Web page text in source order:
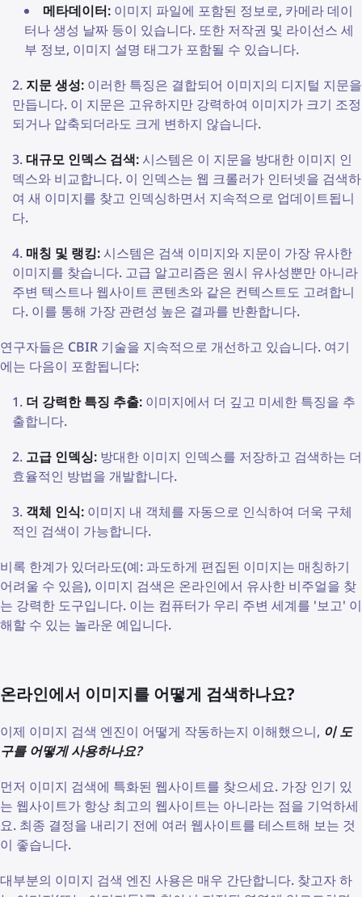
메타데이터: 이미지 파일에 포함된 정보로, 카메라 데이
터나 생성 날짜 등이 있습니다. 또한 저작권 및 라이선스 세
부 정보, 이미지 설명 태그가 포함될 수 있습니다.
지문 생성: 이러한 특징은 결합되어 이미지의 디지털 지문을
만듭니다. 이 지문은 고유하지만 강력하여 이미지가 크기 조정
되거나 압축되더라도 크게 변하지 않습니다.
대규모 인덱스 검색:시스템은 이 지문을 방대한 이미지 인
덱스와 비교합니다. 이 인덱스는 웹 크롤러가 인터넷을 검색하
여 새 이미지를 찾고 인덱싱하면서 지속적으로 업데이트됩니
다.
매칭 및 랭킹:시스템은 검색 이미지와 지문이 가장 유사한
이미지를 찾습니다. 고급 알고리즘은 원시 유사성뿐만 아니라
주변 텍스트나 웹사이트 콘텐츠와 같은 컨텍스트도 고려합니
다. 이를 통해 가장 관련성 높은 결과를 반환합니다.
연구자들은 CBIR 기술을 지속적으로 개선하고 있습니다. 여기
에는 다음이 포함됩니다:
더 강력한 특징 추출: 이미지에서 더 깊고 미세한 특징을 추
출합니다.
고급 인덱싱: 방대한 이미지 인덱스를 저장하고 검색하는 더
효율적인 방법을 개발합니다.
객체 인식: 이미지 내 객체를 자동으로 인식하여 더욱 구체
적인 검색이 가능합니다.
비록 한계가 있더라도(예: 과도하게 편집된 이미지는 매칭하기
어려울 수 있음), 이미지 검색은 온라인에서 유사한 비주얼을 찾
는 강력한 도구입니다. 이는 컴퓨터가 우리 주변 세계를 '보고' 이
해할 수 있는 놀라운 예입니다.
온라인에서 이미지를 어떻게 검색하나요?
이제 이미지 검색 엔진이 어떻게 작동하는지 이해했으니, 이 도
구를 어떻게 사용하나요?
먼저 이미지 검색에 특화된 웹사이트를 찾으세요. 가장 인기 있
는 웹사이트가 항상 최고의 웹사이트는 아니라는 점을 기억하세
요. 최종 결정을 내리기 전에 여러 웹사이트를 테스트해 보는 것
이 좋습니다.
대부분의 이미지 검색 엔진 사용은 매우 간단합니다. 찾고자 하